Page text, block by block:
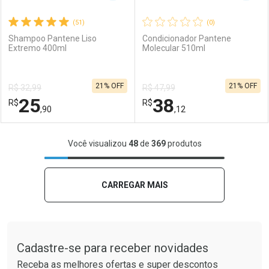
Comprar sem Desconto
Por R$ 27,34/cada
Comprar sem Desconto
Por R$ 27,34/cada
Comprar sem Desconto
Por R$ 27,34/cada
Comprar sem Desconto
Por R$ 27,34/cada
(51)
Shampoo Pantene Liso
Extremo 400ml
R$ 32,99
R$25,90
21% OFF
FECHAR
Laboratório
FECHAR
Por Menos
(0)
Condicionador Pantene
Molecular 510ml
R$ 47,99
R$38,12
21% OFF
Laboratório
Por Menos
Você visualizou 48de 369produtos
CARREGAR MAIS
Cadastre-se para receber novidades
Receba as melhores ofertas e super descontos